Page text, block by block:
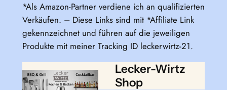
*Als Amazon-Partner verdiene ich an qualifizierten
Verkäufen. – Diese Links sind mit *Affiliate Link
gekennzeichnet und führen auf die jeweiligen
Produkte mit meiner Tracking ID leckerwirtz-21.
Lecker-Wirtz
Shop